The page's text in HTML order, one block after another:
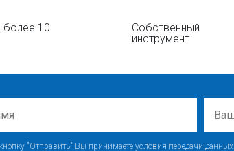
10
Собственный
инструмент
"Отправить" Вы принимаете условия передачи данных.